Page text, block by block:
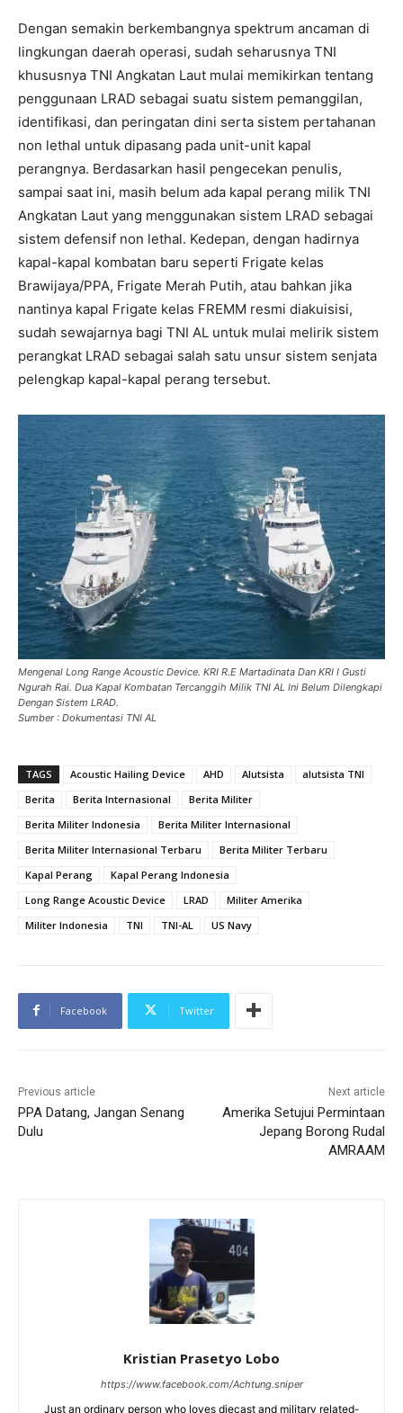
Dengan semakin berkembangnya spektrum ancaman di
lingkungan daerah operasi, sudah seharusnya TNI
khususnya TNI Angkatan Laut mulai memikirkan tentang
penggunaan LRAD sebagai suatu sistem pemanggilan,
identifikasi, dan peringatan dini serta sistem pertahanan
non lethal untuk dipasang pada unit-unit kapal
perangnya. Berdasarkan hasil pengecekan penulis,
sampai saat ini, masih belum ada kapal perang milik TNI
Angkatan Laut yang menggunakan sistem LRAD sebagai
sistem defensif non lethal. Kedepan, dengan hadirnya
kapal-kapal kombatan baru seperti Frigate kelas
Brawijaya/PPA, Frigate Merah Putih, atau bahkan jika
nantinya kapal Frigate kelas FREMM resmi diakuisisi,
sudah sewajarnya bagi TNI AL untuk mulai melirik sistem
perangkat LRAD sebagai salah satu unsur sistem senjata
pelengkap kapal-kapal perang tersebut.
Mengenal Long Range Acoustic Device. KRI R.E Martadinata Dan KRI I Gusti
Ngurah Rai. Dua Kapal Kombatan Tercanggih Milik TNI AL Ini Belum Dilengkapi
Dengan Sistem LRAD.
Sumber : Dokumentasi TNI AL
TAGS Acoustic Hailing Device AHD Alutsista
alutsista TNI
Berita
Berita Internasional
Berita Militer
Berita Militer Indonesia
Berita Militer Internasional
Berita Militer Internasional Terbaru
Berita Militer Terbaru
Kapal Perang
Kapal Perang Indonesia
Long Range Acoustic Device
LRAD
Militer Amerika
Militer Indonesia
TNI TNI-AL US Navy
Facebook Twitter
Previous article
PPA Datang, Jangan Senang
Dulu
Next article
Amerika Setujui Permintaan
Jepang Borong Rudal
AMRAAM
Kristian Prasetyo Lobo
https://www.facebook.com/Achtung.sniper
Just an ordinary person who loves diecast and military related-